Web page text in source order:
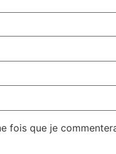
fois que je